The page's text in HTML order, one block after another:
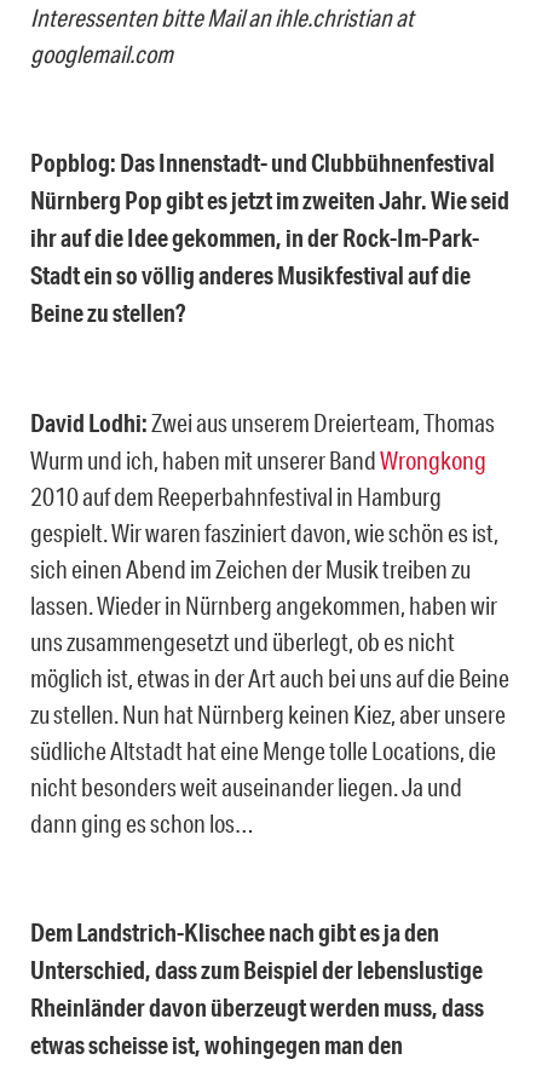
Interessenten bitte Mail an ihle.christian at
googlemail.com
Popblog: Das Innenstadt- und Clubbühnenfestival
Nürnberg Pop gibt es jetzt im zweiten Jahr. Wie seid
ihr auf die Idee gekommen, in der Rock-Im-Park-
Stadt ein so völlig anderes Musikfestival auf die
Beine zu stellen?
David Lodhi:Zwei aus unserem Dreierteam, Thomas
Wurm und ich, haben mit unserer BandWrongkong
2010 auf dem Reeperbahnfestival in Hamburg
gespielt. Wir waren fasziniert davon, wie schön es ist,
sich einen Abend im Zeichen der Musik treiben zu
lassen. Wieder in Nürnberg angekommen, haben wir
uns zusammengesetzt und überlegt, ob es nicht
möglich ist, etwas in der Art auch bei uns auf die Beine
zu stellen. Nun hat Nürnberg keinen Kiez, aber unsere
südliche Altstadt hat eine Menge tolle Locations, die
nicht besonders weit auseinander liegen. Ja und
dann ging es schon los…
Dem Landstrich-Klischee nach gibt es ja den
Unterschied, dass zum Beispiel der lebenslustige
Rheinländer davon überzeugt werden muss, dass
etwas scheisse ist, wohingegen man den